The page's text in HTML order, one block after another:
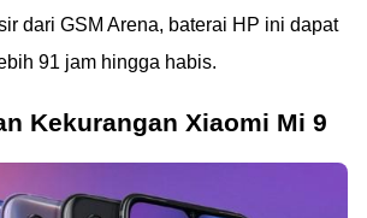
dari GSM Arena, baterai HP ini dapat
91 jam hingga habis.
Kekurangan Xiaomi Mi 9